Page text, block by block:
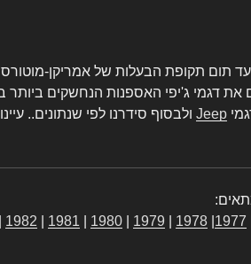
1970 ועד תום תקופת הבעלות של אמריקן-
את דגמי ג'יפי האספנות הנחשקים
Jeep ולבסוף סידרנו לפי שנתונים..
1977
1978
1979
1980
1981
1982